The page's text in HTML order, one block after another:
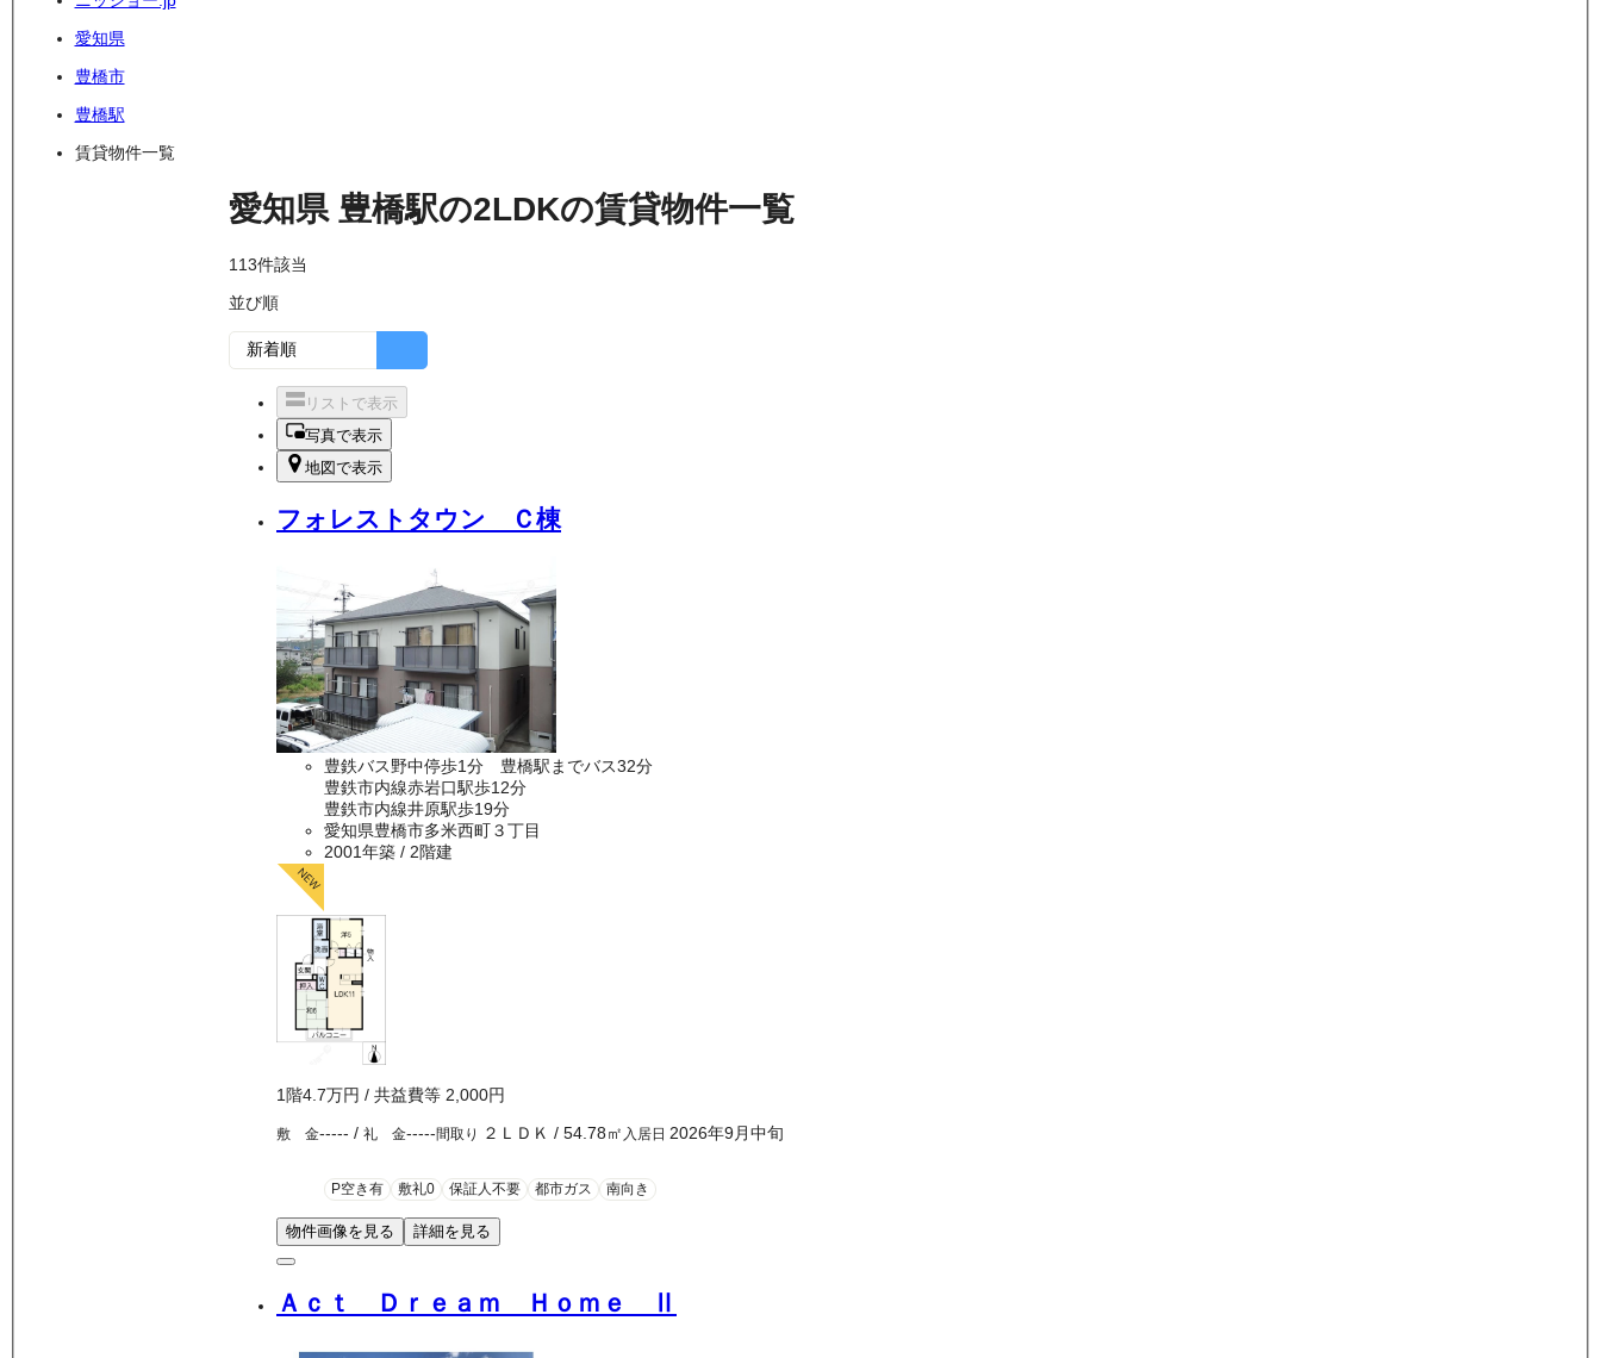
愛知県
豊橋市
豊橋駅
賃貸物件一覧
愛知県 豊橋駅の2LDKの賃貸物件一覧
113件該当
並び順
リストで表示
写真で表示
地図で表示
フォレストタウン Ｃ棟
豊鉄バス野中停歩1分 豊橋駅までバス32分
豊鉄市内線赤岩口駅歩12分
豊鉄市内線井原駅歩19分
愛知県豊橋市多米西町３丁目
2001年築 / 2階建
1階4.7万円 / 共益費等 2,000円
敷 金----- / 礼 金-----間取り ２ＬＤＫ / 54.78㎡ 入居日 2026年9月中旬
P空き有 敷礼0 保証人不要 都市ガス 南向き
物件画像を見る 詳細を見る
Ａｃｔ Ｄｒｅａｍ Ｈｏｍｅ Ⅱ